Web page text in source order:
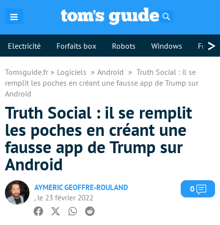
Electricité Forfaits box Robots Windows >
Tomsguide.fr Logiciels Android
Truth Social : il se
remplit les poches en créant une fausse app de Trump sur
Android
Truth Social : il se remplit
les poches en créant une
fausse app de Trump sur
Android
AYMERIC GEOFFRE-ROULAND
, le 23 février 2022
0
Facebook
TwitterWhatsapp
Reddit